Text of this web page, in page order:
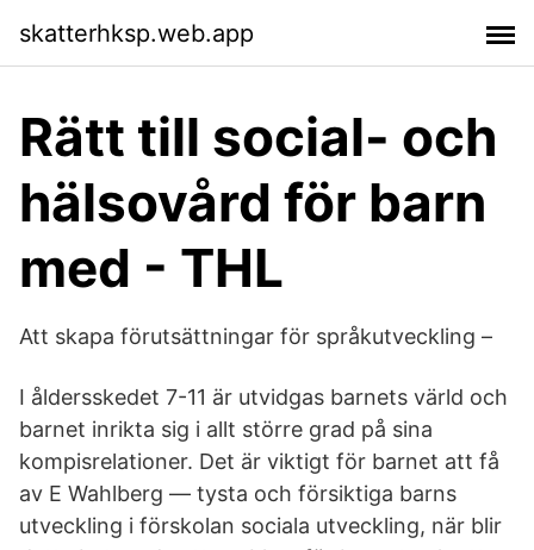
skatterhksp.web.app
Rätt till social- och
hälsovård för barn
med - THL
Att skapa förutsättningar för språkutveckling –
I åldersskedet 7-11 är utvidgas barnets värld och
barnet inrikta sig i allt större grad på sina
kompisrelationer. Det är viktigt för barnet att få​
av E Wahlberg — tysta och försiktiga barns
utveckling i förskolan sociala utveckling, när blir